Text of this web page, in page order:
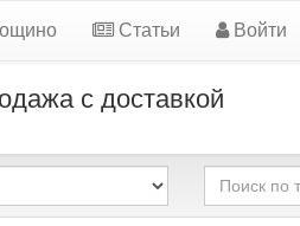
Статьи Войти
с доставкой